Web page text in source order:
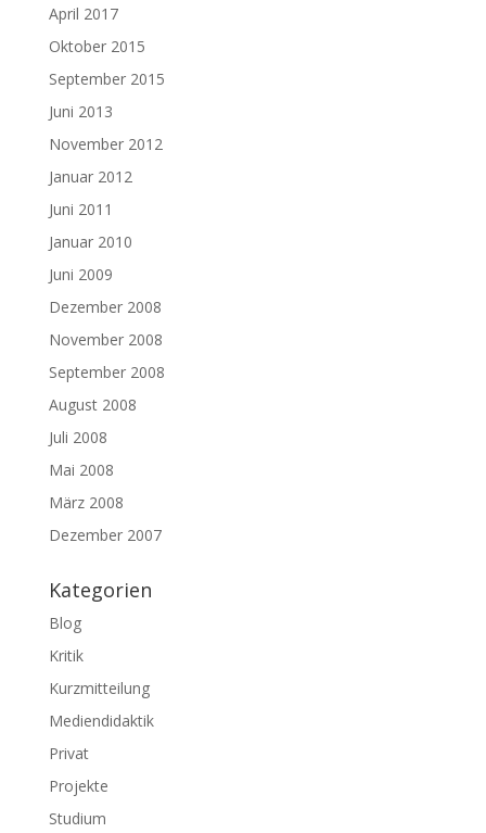
April 2017
Oktober 2015
September 2015
Juni 2013
November 2012
Januar 2012
Juni 2011
Januar 2010
Juni 2009
Dezember 2008
November 2008
September 2008
August 2008
Juli 2008
Mai 2008
März 2008
Dezember 2007
Kategorien
Blog
Kritik
Kurzmitteilung
Mediendidaktik
Privat
Projekte
Studium